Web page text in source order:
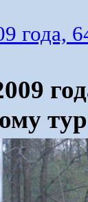
года,